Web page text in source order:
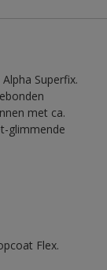
Superfix.
met ca.
glimmende
Flex.